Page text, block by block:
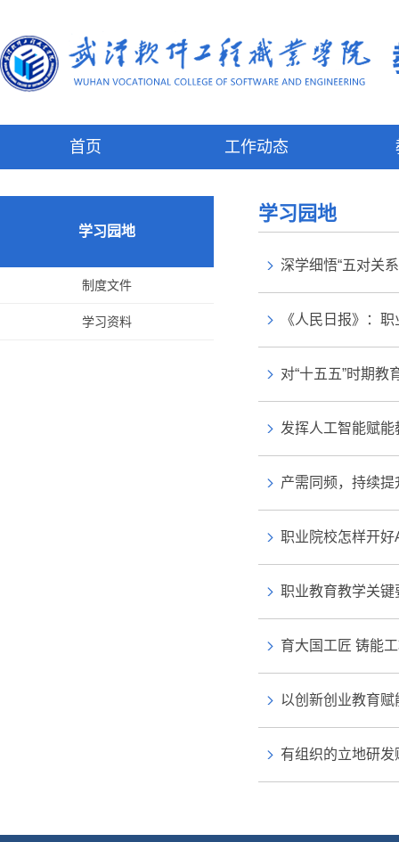
首页 工作动态
学习园地
制度文件
学习资料
学习园地
深学细悟“五对关
《人民日报》：
对“十五五”时期教
发挥人工智能赋
产需同频，持续
职业院校怎样开好
职业教育教学关键
育大国工匠 铸能
以创新创业教育赋
有组织的立地研